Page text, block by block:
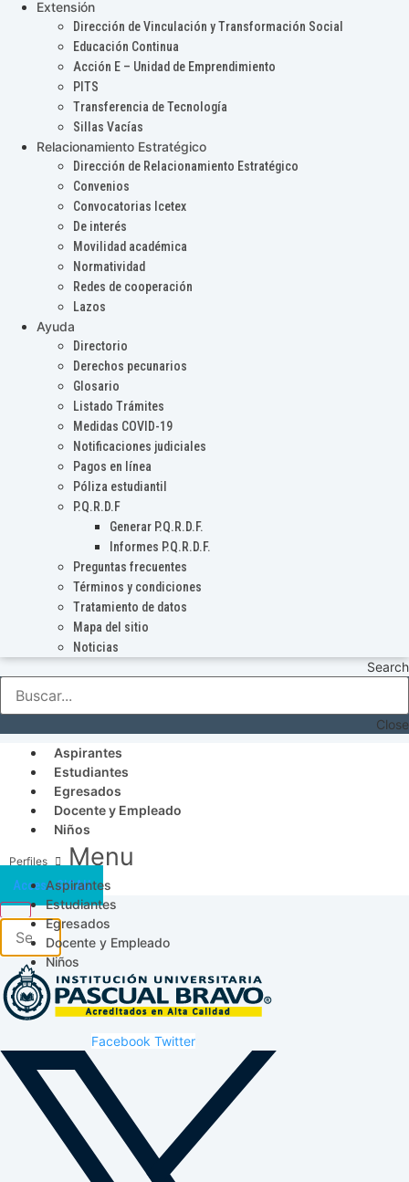
Extensión
Dirección de Vinculación y Transformación Social
Educación Continua
Acción E – Unidad de Emprendimiento
PITS
Transferencia de Tecnología
Sillas Vacías
Relacionamiento Estratégico
Dirección de Relacionamiento Estratégico
Convenios
Convocatorias Icetex
De interés
Movilidad académica
Normatividad
Redes de cooperación
Lazos
Ayuda
Directorio
Derechos pecunarios
Glosario
Listado Trámites
Medidas COVID-19
Notificaciones judiciales
Pagos en línea
Póliza estudiantil
P.Q.R.D.F
Generar P.Q.R.D.F.
Informes P.Q.R.D.F.
Preguntas frecuentes
Términos y condiciones
Tratamiento de datos
Mapa del sitio
Noticias
Search
Close
Aspirantes
Estudiantes
Egresados
Docente y Empleado
Niños
Menu
Aspirantes
Estudiantes
Egresados
Docente y Empleado
Niños
Acceso SICAU
Facebook Twitter